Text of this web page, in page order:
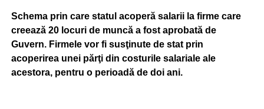
Schema prin care statul acoperă salarii la firme care
creează 20 locuri de muncă a fost aprobată de
Guvern. Firmele vor fi susţinute de stat prin
acoperirea unei părţi din costurile salariale ale
acestora, pentru o perioadă de doi ani.